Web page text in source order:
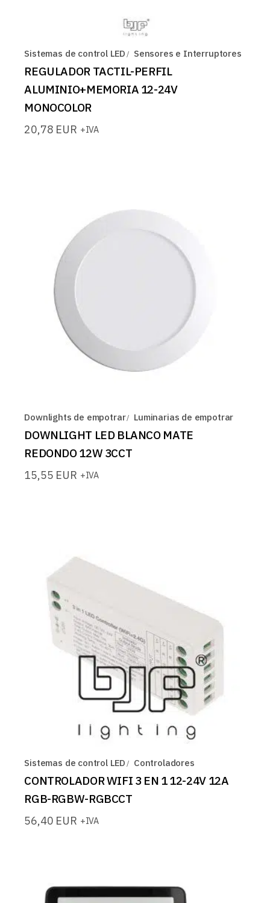
Sistemas de control LED Sensores e Interruptores
REGULADOR TACTIL-PERFIL
ALUMINIO+MEMORIA 12-24V
MONOCOLOR
20,78 EUR +IVA
Downlights de empotrar Luminarias de empotrar
DOWNLIGHT LED BLANCO MATE
REDONDO 12W 3CCT
15,55 EUR +IVA
Sistemas de control LED Controladores
CONTROLADOR WIFI 3 EN 1 12-24V 12A
RGB-RGBW-RGBCCT
56,40 EUR +IVA